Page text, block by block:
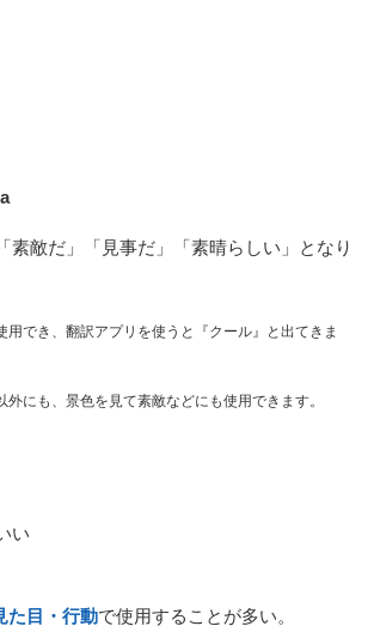
素敵だ」「見事だ」「素晴らしい」となり
でき、翻訳アプリを使うと『クール』と出てきま
外にも、景色を見て素敵などにも使用できます。
い
た目・行動で使用することが多い。